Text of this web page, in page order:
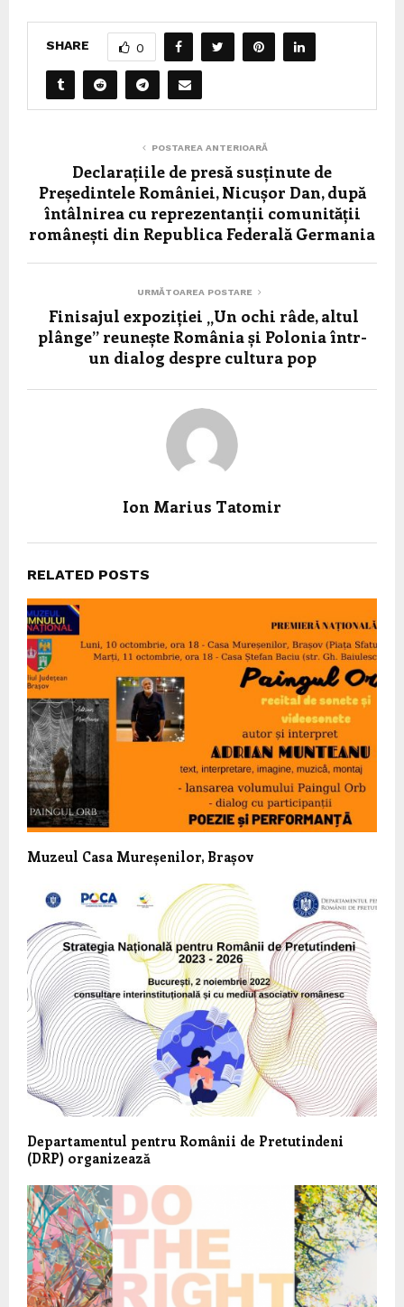
SHARE 0
POSTAREA ANTERIOARĂ
Declarațiile de presă susținute de
Președintele României, Nicușor Dan, după
întâlnirea cu reprezentanții comunității
românești din Republica Federală Germania
URMĂTOAREA POSTARE
Finisajul expoziției „Un ochi râde, altul
plânge” reunește România și Polonia într-
un dialog despre cultura pop
Ion Marius Tatomir
RELATED POSTS
Muzeul Casa Mureșenilor, Brașov
Departamentul pentru Românii de Pretutindeni
(DRP) organizează